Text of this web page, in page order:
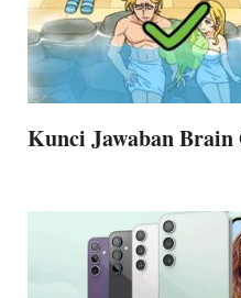
Kunci Jawaban Brain